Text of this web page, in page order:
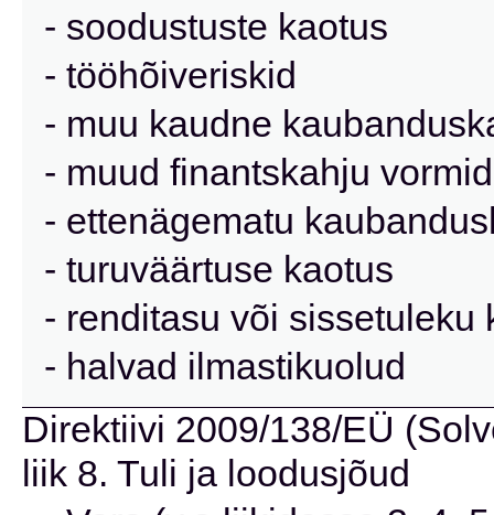
- soodustuste kaotus
- tööhõiveriskid
- muu kaudne
- muud finantskahju vormid
- ettenägematu
- turuväärtuse kaotus
- renditasu või sissetuleku
- halvad ilmastikuolud
Direktiivi 2009/138/EÜ
liik 8. Tuli ja loodusjõud